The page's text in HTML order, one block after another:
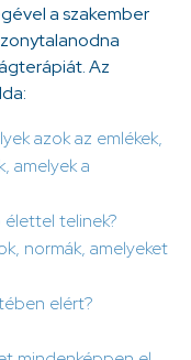
a szakember
Az
azok az emlékek,
amelyek a
telinek?
normák, amelyeket
elért?